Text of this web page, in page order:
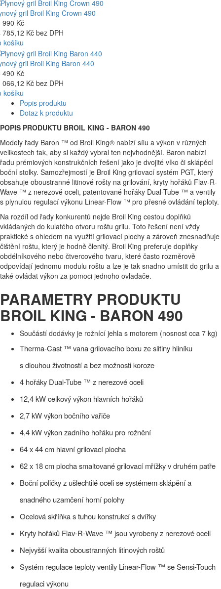
gril Broil King Crown 490
990 Kč
785,12 Kč bez DPH
košíku
gril Broil King Baron 440
490 Kč
066,12 Kč bez DPH
košíku
Popis produktu
Dotaz k produktu
POPIS PRODUKTU BROIL KING - BARON 490
Modely řady Baron ™ od Broil King® nabízí sílu a výkon v různých
velikostech tak, aby si každý vybral ten nejvhodnější. Baron nabízí
řadu prémiových konstrukčních řešení jako je dvojité víko či sklápěcí
boční stolky. Samozřejmostí je Broil King grilovací systém PGT, který
obsahuje oboustranné litinové rošty na grilování, kryty hořáků Flav-R-
Wave ™ z nerezové oceli, patentované hořáky Dual-Tube ™ a ventily
s plynulou regulací výkonu Linear-Flow ™ pro přesné ovládání teploty.
Na rozdíl od řady konkurentů nejde Broil King cestou doplňků
vkládaných do kulatého otvoru roštu grilu. Toto řešení není vždy
praktické s ohledem na využití grilovací plochy a zároveň znesnadňuje
čištění roštu, který je hodně členitý. Broil King preferuje doplňky
obdélníkového nebo čtvercového tvaru, které často rozměrově
odpovídají jednomu modulu roštu a lze je tak snadno umístit do grilu a
také ovládat výkon za pomoci jednoho ovladače.
PARAMETRY PRODUKTU
BROIL KING - BARON 490
Součástí dodávky je rožnící jehla s motorem (nosnost cca 7 kg)
Therma-Cast ™ vana grilovacího boxu ze slitiny hliníku
s dlouhou životností a bez možnosti koroze
4 hořáky Dual-Tube ™ z nerezové oceli
12,4 kW celkový výkon hlavních hořáků
2,7 kW výkon bočního vařiče
4,4 kW výkon zadního hořáku pro rožnění
64 x 44 cm hlavní grilovací plocha
62 x 18 cm plocha smaltované grilovací mřížky v druhém patře
Boční poličky z ušlechtilé oceli se systémem sklápění a
snadného uzamčení horní polohy
Ocelová skříňka s tuhou konstrukcí s dvířky
Kryty hořáků Flav-R-Wave ™ jsou vyrobeny z nerezové oceli
Nejvyšší kvalita oboustranných litinových roštů
Systém regulace teploty ventily Linear-Flow ™ se Sensi-Touch
regulaci výkonu